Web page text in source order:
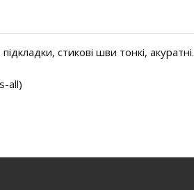
стикові шви тонкі, акуратні.
all)